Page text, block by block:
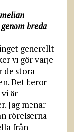
breda
generellt
vi gör varje
de stora
Det beror
vi är
Jag menar
rörelserna
från